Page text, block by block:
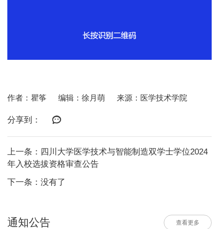
作者：瞿筝 编辑：徐月萌 来源：医学技术学院
分享到：
上一条：四川大学医学技术与智能制造双学士学位2024
年入校选拔资格审查公告
下一条：没有了
通知公告 查看更多